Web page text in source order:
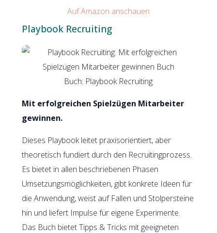
Auf Amazon anschauen
Playbook Recruiting
Buch: Playbook Recruiting
Mit erfolgreichen Spielzügen Mitarbeiter
gewinnen.
Dieses Playbook leitet praxisorientiert, aber
theoretisch fundiert durch den Recruitingprozess.
Es bietet in allen beschriebenen Phasen
Umsetzungsmöglichkeiten, gibt konkrete Ideen für
die Anwendung, weist auf Fallen und Stolpersteine
hin und liefert Impulse für eigene Experimente.
Das Buch bietet Tipps & Tricks mit geeigneten